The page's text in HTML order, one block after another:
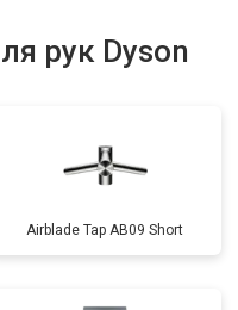
рук Dyson
Airblade Tap AB09 Short